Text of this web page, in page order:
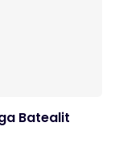
Batealit